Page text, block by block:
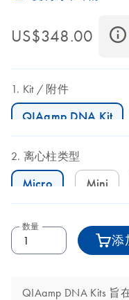
US$348.00
Kit 附件
QIAamp DNA Kit
离心柱类型
Micro Mini
数量
添
QIAamp DNA Kits